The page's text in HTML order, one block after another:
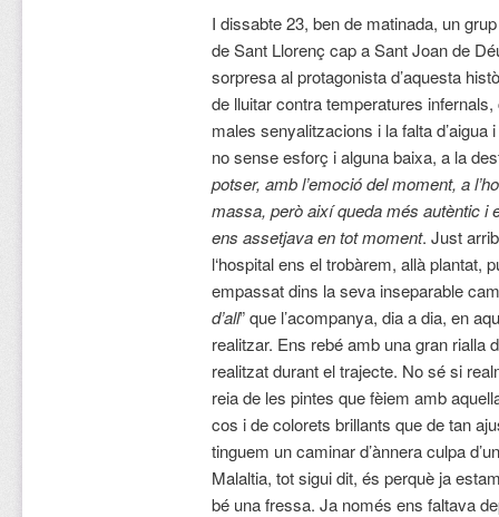
I dissabte 23, ben de matinada, un
de Sant Llorenç cap a Sant Joan de
sorpresa al protagonista d’aquesta
de lluitar contra temperatures
males senyalitzacions i la falta
no sense esforç i alguna baixa, a la
potser, amb l’emoció del moment, a
massa, però així queda més autèntic i
ens assetjava en tot moment. Just
l‘hospital ens el trobàrem, allà plantat,
empassat dins la seva inseparable
d’all” que l’acompanya, dia a dia, en
realitzar. Ens rebé amb una gran rialla
realitzat durant el trajecte. No sé si
reia de les pintes que fèiem amb
cos i de colorets brillants que de tan
tinguem un caminar d’ànnera culpa
Malaltia, tot sigui dit, és perquè ja
bé una fressa. Ja només ens faltava